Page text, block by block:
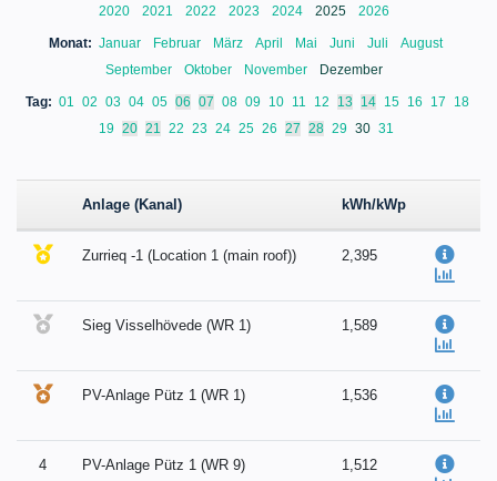
2020
2021 2022 2023 2024 2025 2026
Monat: Januar Februar März April Mai Juni Juli
August
September
Oktober November Dezember
Tag: 01 02 03 04 05 06 07 08 09 10 11 12 13 14 15 16 17
18
19 20 21 22 23 24 25 26 27 28 29 30 31
Anlage (Kanal) kWh/kWp
Zurrieq -1 (Location 1 (main roof)) 2,395
Sieg Visselhövede (WR 1) 1,589
PV-Anlage Pütz 1 (WR 1) 1,536
4 PV-Anlage Pütz 1 (WR 9) 1,512